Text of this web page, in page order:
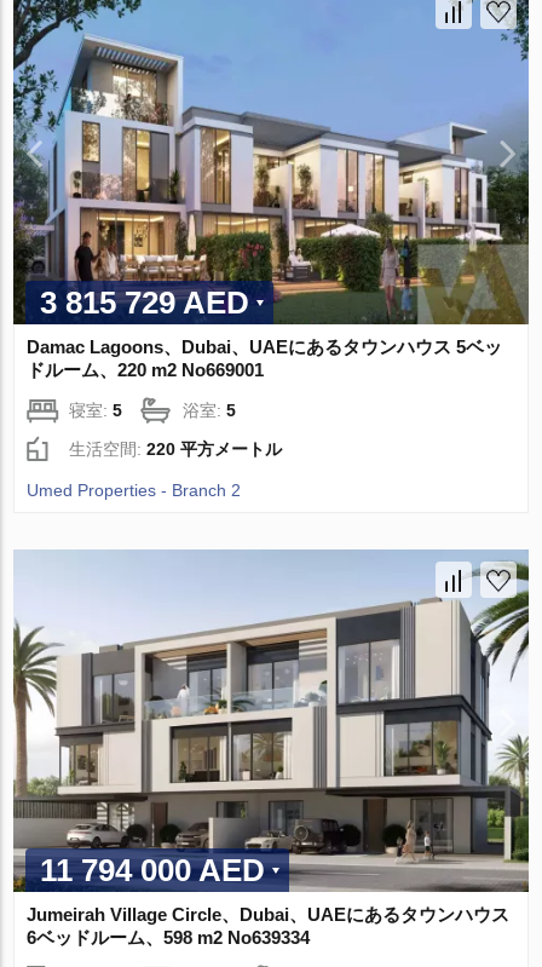
3 815 729 AED
Damac Lagoons、Dubai、UAEにあるタウンハウス 5ベッ
ドルーム、220 m2 No669001
寝室:5 浴室:5
生活空間:220 平方メートル
Umed Properties - Branch 2
11 794 000 AED
Jumeirah Village Circle、Dubai、UAEにあるタウンハウス
6ベッドルーム、598 m2 No639334